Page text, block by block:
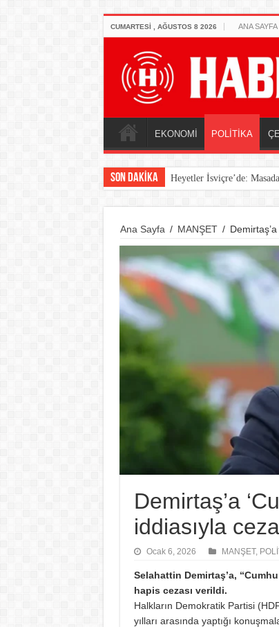
CUMARTESI , AĞUSTOS 8 2026 ANA SAYFA
EKONOMİ POLİTİKA
SON DAKİKA Heyetler İsviçre’de:
Ana Sayfa / MANŞET /
Demirtaş’a
iddiasıyla ceza
Ocak 6, 2026 MANŞET,
Selahattin Demirtaş’a,
hapis cezası verildi.
Halkların Demokratik Partisi
yılları arasında yaptığı